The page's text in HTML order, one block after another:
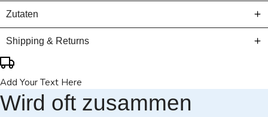
Zutaten
Shipping & Returns
Add Your Text Here
Wird oft zusammen